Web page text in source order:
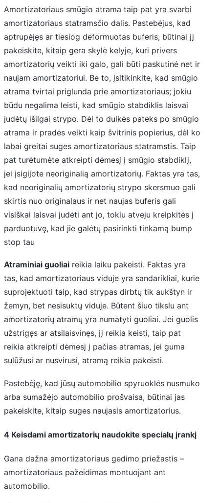
Amortizatoriaus smūgio atrama taip pat yra svarbi
amortizatoriaus statramsčio dalis. Pastebėjus, kad
aptrupėjęs ar tiesiog deformuotas buferis, būtinai jį
pakeiskite, kitaip gera skylė kelyje, kuri privers
amortizatorių veikti iki galo, gali būti paskutinė net ir
naujam amortizatoriui. Be to, įsitikinkite, kad smūgio
atrama tvirtai priglunda prie amortizatoriaus; jokiu
būdu negalima leisti, kad smūgio stabdiklis laisvai
judėtų išilgai strypo. Dėl to dulkės pateks po smūgio
atrama ir pradės veikti kaip švitrinis popierius, dėl ko
labai greitai suges amortizatoriaus statramstis. Taip
pat turėtumėte atkreipti dėmesį į smūgio stabdiklį,
jei įsigijote neoriginalią amortizatorių. Faktas yra tas,
kad neoriginalių amortizatorių strypo skersmuo gali
skirtis nuo originalaus ir net naujas buferis gali
visiškai laisvai judėti ant jo, tokiu atveju kreipkitės į
parduotuvę, kad jie galėtų pasirinkti tinkamą bump
stop tau
Atraminiai guoliai reikia laiku pakeisti. Faktas yra
tas, kad amortizatoriaus viduje yra sandarikliai, kurie
suprojektuoti taip, kad strypas dirbtų tik aukštyn ir
žemyn, bet nesisuktų viduje. Būtent šiuo tikslu ant
amortizatorių atramų yra numatyti guoliai. Jei guolis
užstrigęs ar atsilaisvinęs, jį reikia keisti, taip pat
reikia atkreipti dėmesį į pačias atramas, jei guma
sulūžusi ar nusvirusi, atramą reikia pakeisti.
Pastebėję, kad jūsų automobilio spyruoklės nusmuko
arba sumažėjo automobilio prošvaisa, būtinai jas
pakeiskite, kitaip suges naujasis amortizatorius.
4 Keisdami amortizatorių naudokite specialų įrankį
Gana dažna amortizatoriaus gedimo priežastis –
amortizatoriaus pažeidimas montuojant ant
automobilio.